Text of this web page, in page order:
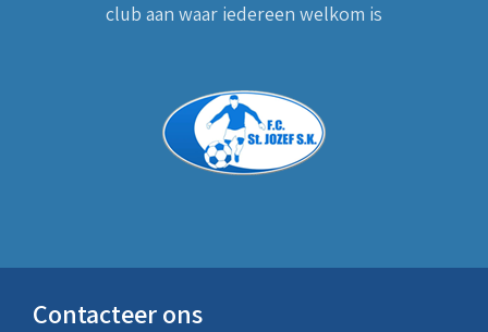
club aan waar iedereen welkom is
Contacteer ons